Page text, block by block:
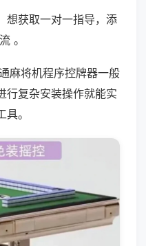
想获取一对一指导，添
。
麻将机程序控牌器一般
行复杂安装操作就能实
。